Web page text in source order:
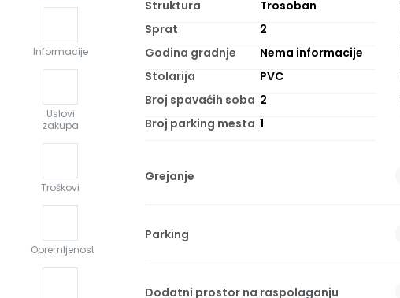
Informacije
Uslovi
zakupa
Troškovi
Opremljenost
Struktura Trosoban
Sprat
2
Godina gradnje
Nema informacije
Stolarija
PVC
Broj spavaćih soba 2
Broj parking mesta 1
Grejanje
Parking
Dodatni prostor na raspolaganju